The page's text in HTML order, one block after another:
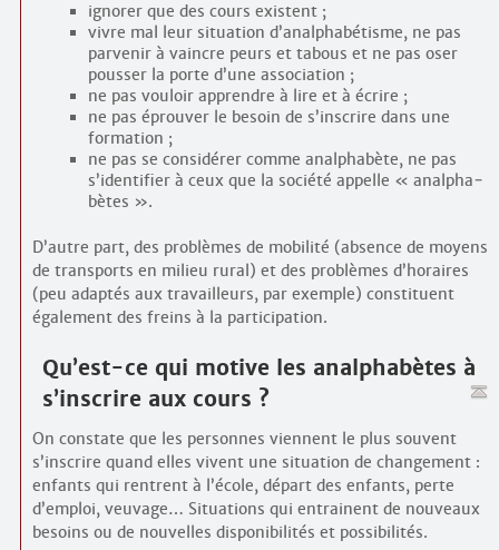
ignorer que des cours existent ;
vivre mal leur situation d’analpha­bétisme, ne pas
parvenir à vaincre peurs et tabous et ne pas oser
pousser la porte d’une association ;
ne pas vouloir apprendre à lire et à écrire ;
ne pas éprouver le besoin de s’inscrire dans une
formation ;
ne pas se considérer comme analpha­bète, ne pas
s’identifier à ceux que la société appelle « analpha­
bètes ».
D’autre part, des problèmes de mobilité (absence de moyens
de transports en milieu rural) et des problèmes d’horaires
(peu adaptés aux travailleurs, par exemple) constituent
également des freins à la participation.
Qu’est-ce qui motive les analpha­bètes à
s’inscrire aux cours ?
On constate que les personnes viennent le plus souvent
s’inscrire quand elles vivent une situation de changement :
enfants qui rentrent à l’école, départ des enfants, perte
d’emploi, veuvage… Situations qui entrainent de nouveaux
besoins ou de nouvelles disponibilités et possibilités.